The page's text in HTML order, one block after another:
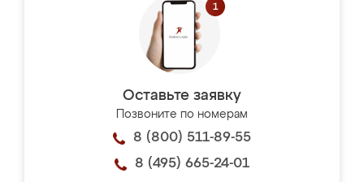
Оставьте заявку
Позвоните по номерам
8 (800) 511-89-55
8 (495) 665-24-01